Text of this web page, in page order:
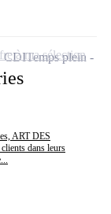
ART DES
dans leurs
CDITemps plein
à ma sélection